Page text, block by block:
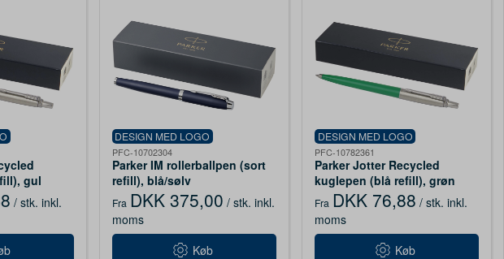
gul
/ stk. inkl.
DESIGN MED LOGO
PFC-10702304
Parker IM rollerballpen (sort
refill), blå/sølv
Fra DKK 375,00 / stk. inkl.
moms
Køb
DESIGN MED LOGO
PFC-10782361
Parker Jotter Recycled
kuglepen (blå refill), grøn
Fra DKK 76,88 / stk. inkl.
moms
Køb